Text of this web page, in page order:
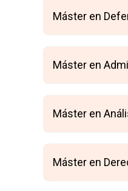
Máster en
Máster en
Máster en
Máster en